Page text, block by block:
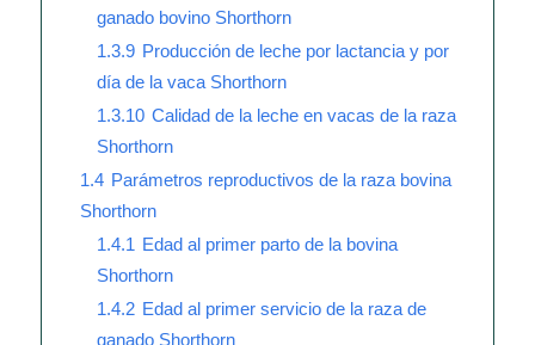
ganado bovino Shorthorn
1.3.9 Producción de leche por lactancia y por
día de la vaca Shorthorn
1.3.10 Calidad de la leche en vacas de la raza
Shorthorn
1.4 Parámetros reproductivos de la raza bovina
Shorthorn
1.4.1 Edad al primer parto de la bovina
Shorthorn
1.4.2 Edad al primer servicio de la raza de
ganado Shorthorn